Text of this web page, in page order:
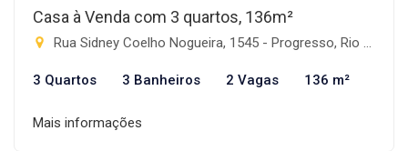
Casa à Venda com 3 quartos, 136m²
Rua Sidney Coelho Nogueira, 1545 - Progresso, Rio Brilhante-MS
3 Quartos 3 Banheiros 2 Vagas 136 m²
Mais informações